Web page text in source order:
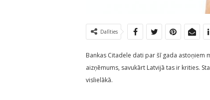
Dalīties
Bankas Citadele dati par šī gada astoņiem
aizņēmums, savukārt Latvijā tas ir krities.
vislielākā.